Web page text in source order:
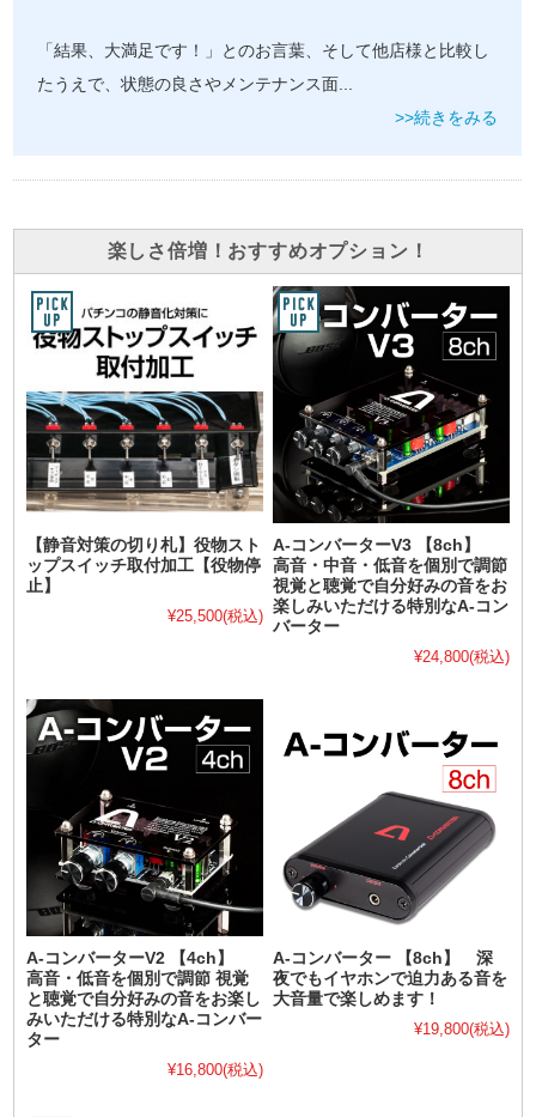
「結果、大満足です！」とのお言葉、そして他店様と比較し
たうえで、状態の良さやメンテナンス面...
>>続きをみる
楽しさ倍増！おすすめオプション！
【静音対策の切り札】役物スト
ップスイッチ取付加工【役物停
止】
¥25,500(税込)
A-コンバーターV3 【8ch】
高音・中音・低音を個別で調節
視覚と聴覚で自分好みの音をお
楽しみいただける特別なA-コン
バーター
¥24,800(税込)
A-コンバーターV2 【4ch】
高音・低音を個別で調節 視覚
と聴覚で自分好みの音をお楽し
みいただける特別なA-コンバー
ター
¥16,800(税込)
A-コンバーター 【8ch】 深
夜でもイヤホンで迫力ある音を
大音量で楽しめます！
¥19,800(税込)